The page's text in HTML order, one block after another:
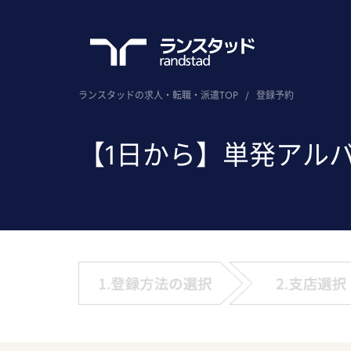
ランスタッドの求人・転職・派遣TOP / 登録予約
【1日から】単発アル